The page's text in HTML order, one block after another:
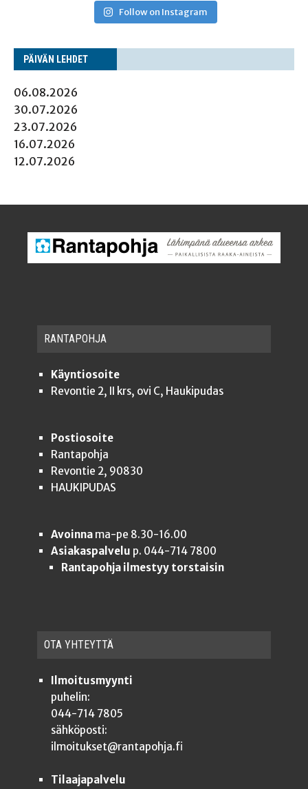
Follow on Instagram
PÄI­VÄN LEHDET
06.08.2026
30.07.2026
23.07.2026
16.07.2026
12.07.2026
RAN­TA­POH­JA
Käyntiosoite
Revontie 2, II krs, ovi C, Haukipudas
Postiosoite
Rantapohja
Revontie 2, 90830
HAUKIPUDAS
Avoinnama-pe 8.30-16.00
Asiakaspalvelu p. 044-714 7800
Rantapohja ilmestyy torstaisin
OTA YHTEYT­TÄ
Ilmoitusmyynti
puhelin:
044-714 7805
sähköposti:
ilmoitukset@rantapohja.fi
Tilaajapalvelu